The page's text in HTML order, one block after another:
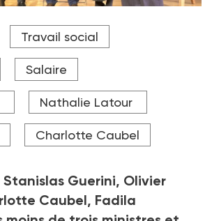
Khattabi, Olivier Dussopt et
Mathieu Klein, président du Haut
Travail social
Salaire
Nathalie Latour
Charlotte Caubel
Stanislas Guerini, Olivier
Caubel, Fadila